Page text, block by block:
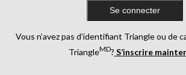
Se connecter
Vous n’avez pas d’identifiant Triangle ou de
TriangleMD? S’inscrire